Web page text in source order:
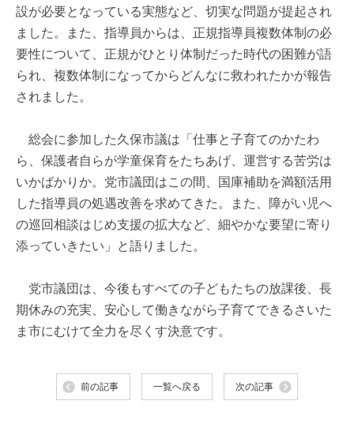
設が必要となっている実態など、切実な問題が提起され
ました。また、指導員からは、正規指導員複数体制の必
要性について、正規がひとり体制だった時代の困難が語
られ、複数体制になってからどんなに救われたかが報告
されました。
総会に参加した久保市議は「仕事と子育てのかたわ
ら、保護者自らが学童保育をたちあげ、運営する苦労は
いかばかりか。党市議団はこの間、国庫補助を満額活用
した指導員の処遇改善を求めてきた。また、障がい児へ
の巡回相談はじめ支援の拡大など、細やかな要望に寄り
添っていきたい」と語りました。
党市議団は、今後もすべての子どもたちの放課後、長
期休みの充実、安心して働きながら子育てできるさいた
ま市にむけて全力を尽くす決意です。
前の記事 一覧へ戻る 次の記事